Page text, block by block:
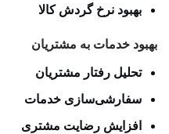
بهبود نرخ گردش کالا
بهبود خدمات به مشتریان
تحلیل رفتار مشتریان
سفارشی‌سازی خدمات
افزایش رضایت مشتری